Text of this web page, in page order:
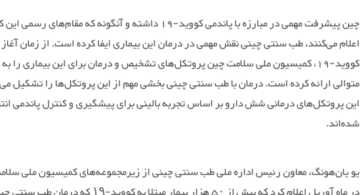
چین پیشرفت مهمی در مبارزه با پاندمی کووید-19 داشته و آنگونه که مقام‌های
اعلام می‌کنند، طب سنتی چینی نقش مهمی در درمان این بیماری ایفا کرده است. از زمان
کووید-19، کمیسیون ملی سلامت چین پروتکل‌های تشخیص و درمان برای این بیماری را
متوالی ارائه کرده است. درمان با طب سنتی چینی بخشی مهم از این پروتکل‌ها را تشکیل
این پروتکل‌های درمانی شش دارو بر اساس تجربه بالینی برای پیشگیری و کنترل پاندمی
شده‌اند.
یو یان‌هونگ، معاون رئیس اداره ملی طب سنتی چینی از زیرمجموعه‌های کمیسیون ملی